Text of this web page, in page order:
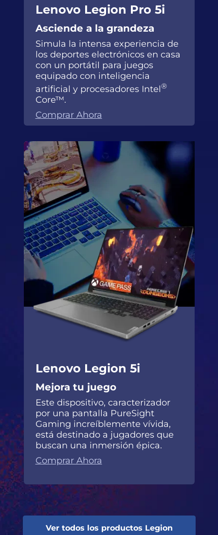
Lenovo Legion Pro 5i
Asciende a la grandeza
Simula la intensa experiencia de
los deportes electrónicos en casa
con un portátil para juegos
equipado con inteligencia
artificial y procesadores Intel®
Core™.
Comprar Ahora
Lenovo Legion 5i
Mejora tu juego
Este dispositivo, caracterizador
por una pantalla PureSight
Gaming increíblemente vívida,
está destinado a jugadores que
buscan una inmersión épica.
Comprar Ahora
Ver todos los productos Legion